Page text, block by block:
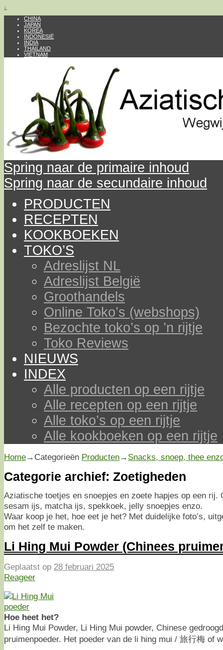
↓
CHINA
JAPAN
KOREA
INDONESIË
INDIA
THAILAND
VIETNAM
Spring naar de primaire inhoud
Spring naar de secundaire inhoud
PRODUCTEN
RECEPTEN
KOOKBOEKEN
TOKO’S
Adreslijst NL
Adreslijst België
Groothandels
Online Toko’s (webshops)
Bezochte toko’s op ’n rijtje
Toko Reviews
NIEUWS
INDEX
Alle producten op een rijtje
Alle recepten op een rijtje
Alle toko’s op een rijtje
Alle kookboeken op een rijtje
Home→Categorieën Producten→ Snacks, snoep, thee
Categorie archief: Zoetigheden
Aziatische toetjes en snoepjes en zoete hapjes op een rij.
sesam ijs, matcha ijs, spekkoek, jelly snoepjes enzo.
Waar koop je het, hoe eet je het? Met duidelijke foto’s,
om het zelf te maken.
Li Hing Mui Powder (Chinees
Geplaatst op 28 februari 2025
Reageer
Hoe heet het?
Li Hing Mui Powder, Li Hing Mui powder, Chinese
pruimenpoeder. Het poeder van de li hing mui / 旅行梅 of